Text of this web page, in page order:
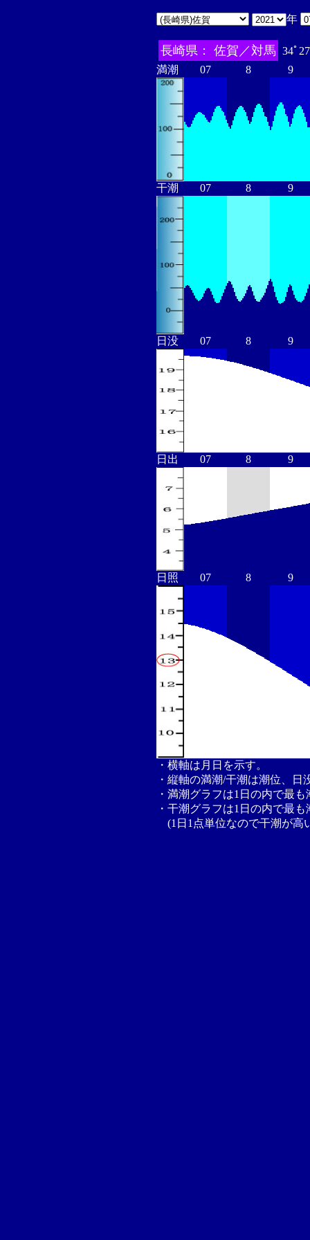
年
長崎県： 佐賀／対馬 34ﾟ
満潮
07 8 9
干潮 07 8 9
日没 07 8 9
日出 07 8 9
日照 07 8 9
・横軸は月日を示す。
・縦軸の満潮/干潮は潮位、
・満潮グラフは1日の内で最
・干潮グラフは1日の内で最
(1日1点単位なので干潮が高